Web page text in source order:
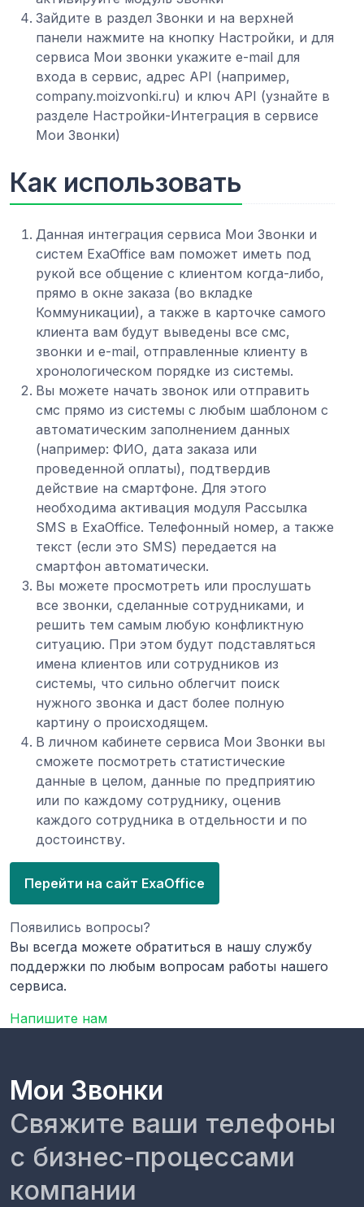
Зайдите в раздел Звонки и на верхней
панели нажмите на кнопку Настройки, и для
сервиса Мои звонки укажите e-mail для
входа в сервис, адрес API (например,
company.moizvonki.ru) и ключ API (узнайте в
разделе Настройки-Интеграция в сервисе
Мои Звонки)
Как использовать
Данная интеграция сервиса Мои Звонки и
систем ExaOffice вам поможет иметь под
рукой все общение с клиентом когда-либо,
прямо в окне заказа (во вкладке
Коммуникации), а также в карточке самого
клиента вам будут выведены все смс,
звонки и e-mail, отправленные клиенту в
хронологическом порядке из системы.
Вы можете начать звонок или отправить
смс прямо из системы с любым шаблоном с
автоматическим заполнением данных
(например: ФИО, дата заказа или
проведенной оплаты), подтвердив
действие на смартфоне. Для этого
необходима активация модуля Рассылка
SMS в ExaOffiсe. Телефонный номер, а также
текст (если это SMS) передается на
смартфон автоматически.
Вы можете просмотреть или прослушать
все звонки, сделанные сотрудниками, и
решить тем самым любую конфликтную
ситуацию. При этом будут подставляться
имена клиентов или сотрудников из
системы, что сильно облегчит поиск
нужного звонка и даст более полную
картину о происходящем.
В личном кабинете сервиса Мои Звонки вы
сможете посмотреть статистические
данные в целом, данные по предприятию
или по каждому сотруднику, оценив
каждого сотрудника в отдельности и по
достоинству.
Перейти на сайт ExaOffice
Появились вопросы?
Вы всегда можете обратиться в нашу службу
поддержки по любым вопросам работы нашего
сервиса.
Напишите нам
Мои Звонки
Свяжите ваши телефоны
с бизнес-процессами
компании